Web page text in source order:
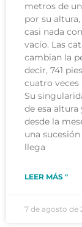
metros de
por su
casi nada
vacío. Las
cambian la
decir, 741
cuatro veces
Su
de esa
desde la
una
llega
LEER MÁS "
7 de agosto de